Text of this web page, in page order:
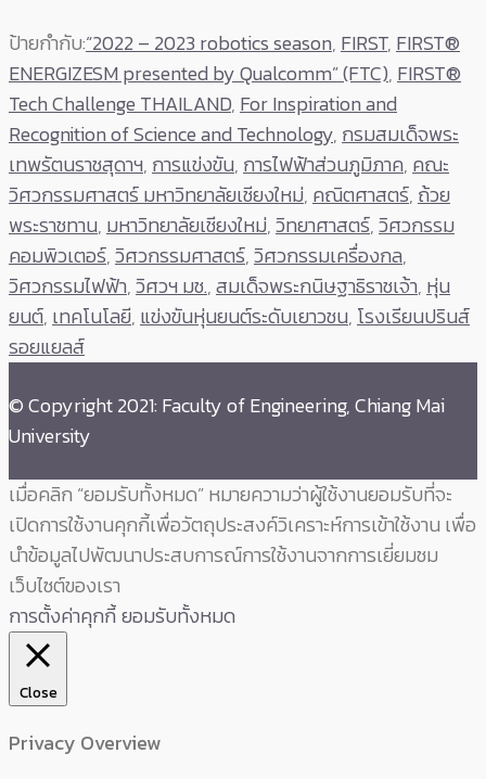
ป้ายกำกับ:“2022 – 2023 robotics season, FIRST, FIRST®
ENERGIZESM presented by Qualcomm” (FTC), FIRST®
Tech Challenge THAILAND, For Inspiration and
Recognition of Science and Technology, กรมสมเด็จพระ
เทพรัตนราชสุดาฯ, การแข่งขัน, การไฟฟ้าส่วนภูมิภาค, คณะ
วิศวกรรมศาสตร์ มหาวิทยาลัยเชียงใหม่, คณิตศาสตร์, ถ้วย
พระราชทาน, มหาวิทยาลัยเชียงใหม่,วิทยาศาสตร์,วิศวกรรม
คอมพิวเตอร์,วิศวกรรมศาสตร์,วิศวกรรมเครื่องกล,
วิศวกรรมไฟฟ้า,วิศวฯ มช.,สมเด็จพระกนิษฐาธิราชเจ้า, หุ่น
ยนต์, เทคโนโลยี, แข่งขันหุ่นยนต์ระดับเยาวชน, โรงเรียนปรินส์
รอยแยลส์
© Copyright 2021: Faculty of Engineering, Chiang Mai
University
เมื่อคลิก “ยอมรับทั้งหมด” หมายความว่าผู้ใช้งานยอมรับที่จะ
เปิดการใช้งานคุกกี้เพื่อวัตถุประสงค์วิเคราะห์การเข้าใช้งาน เพื่อ
นำข้อมูลไปพัฒนาประสบการณ์การใช้งานจากการเยี่ยมชม
เว็บไซต์ของเรา
การตั้งค่าคุกกี้ยอมรับทั้งหมด
Close
Privacy Overview